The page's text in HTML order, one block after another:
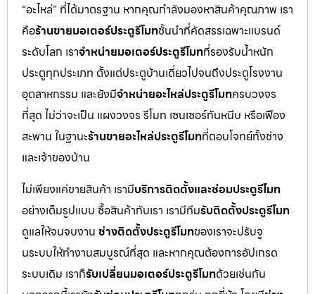
“อะไหล่” ที่ได้มาตรฐาน หากคุณกำลังมองหาสินค้าคุณภาพ เรา
คือร้านขายมอเตอร์ประตูรีโมทชั้นนำที่คัดสรรเฉพาะแบรนด์
ระดับโลก เราจำหน่ายมอเตอร์ประตูรีโมทที่รองรับน้ำหนัก
ประตูทุกประเภท ตั้งแต่ประตูบ้านเดี่ยวไปจนถึงประตูโรงงาน
อุตสาหกรรม และยังมีจำหน่ายอะไหล่ประตูรีโมทครบวงจร
ที่สุด ไม่ว่าจะเป็น แผงวงจร รีโมท เซนเซอร์กันหนีบ หรือเฟือง
สะพาน ในฐานะร้านขายอะไหล่ประตูรีโมทที่ตอบโจทย์ทั้งช่าง
และเจ้าของบ้าน
ไม่เพียงแค่ขายสินค้า เรามีบริการติดตั้งและซ่อมประตูรีโมท
อย่างเต็มรูปแบบ ซื้อสินค้ากับเรา เรามีทีมรับติดตั้งประตูรีโมท
ดูแลให้จนจบงาน ช่างติดตั้งประตูรีโมทของเราจะปรับจู
นระบบให้ทำงานสมบูรณ์ที่สุด และหากคุณต้องการอัปเกรด
ระบบเดิม เราก็รับเปลี่ยนมอเตอร์ประตูรีโมทด้วยเช่นกัน